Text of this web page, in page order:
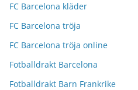
FC Barcelona kläder
FC Barcelona tröja
FC Barcelona tröja online
Fotballdrakt Barcelona
Fotballdrakt Barn Frankrike